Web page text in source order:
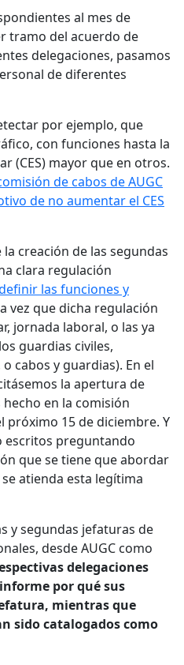
al mes de
tramo del acuerdo de
delegaciones, pasamos
de diferentes
por ejemplo, que
con funciones hasta la
(CES) mayor que en otros.
de cabos de AUGC
de no aumentar el CES
creación de las segundas
clara regulación
las funciones y
vez que dicha regulación
jornada laboral, o las ya
guardias civiles,
cabos y guardias). En el
la apertura de
en la comisión
próximo 15 de diciembre. Y
escritos preguntando
que se tiene que abordar
atienda esta legítima
y segundas jefaturas de
desde AUGC como
delegaciones
por qué sus
mientras que
sido catalogados como